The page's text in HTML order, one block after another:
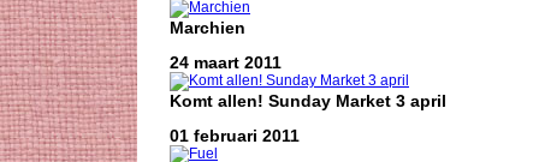
Marchien
24 maart 2011
Komt allen! Sunday Market 3 april
01 februari 2011